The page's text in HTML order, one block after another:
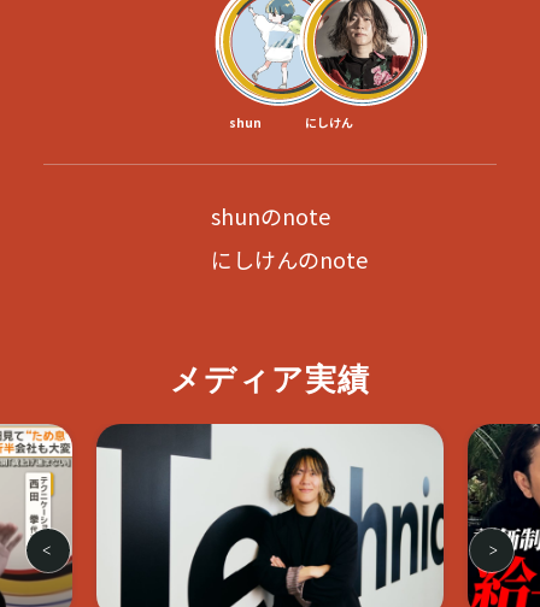
shun にしけん
shunのnote
にしけんのnote
メディア実績